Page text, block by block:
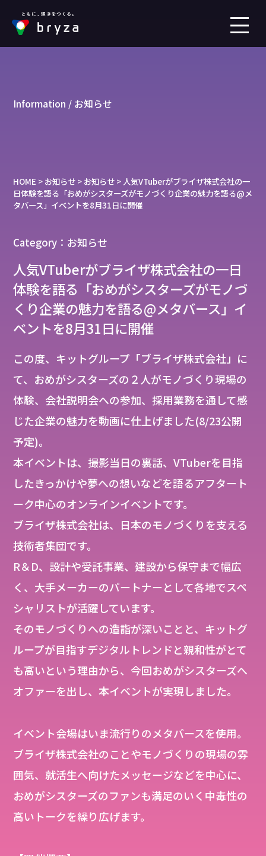
Information / お知らせ
HOME > お知らせ > お知らせ > 人気VTuberがブライザ株式会社の一
日体験を語る「おめがシスターズがモノづくり企業の魅力を語る@メ
タバース」イベントを8月31日に開催
Category：お知らせ
人気VTuberがブライザ株式会社の一日
体験を語る「おめがシスターズがモノづ
くり企業の魅力を語る@メタバース」イ
ベントを8月31日に開催
この度、キットグループ「ブライザ株式会社」に
て、おめがシスターズの２人がモノづくり現場の
体験、会社説明会への参加、採用業務を通して感
じた企業の魅力を動画に仕上げました(8/23公開
予定)。
本イベントは、撮影当日の裏話、VTuberを目指
したきっかけや夢への想いなどを語るアフタート
ーク中心のオンラインイベントです。
ブライザ株式会社は、日本のモノづくりを支える
技術者集団です。
R＆D、設計や受託事業、建設から保守まで幅広
く、大手メーカーのパートナーとして各地でスペ
シャリストが活躍しています。
そのモノづくりへの造詣が深いことと、キットグ
ループが目指すデジタルトレンドと親和性がとて
も高いという理由から、今回おめがシスターズへ
オファーを出し、本イベントが実現しました。
イベント会場はいま流行りのメタバースを使用。
ブライザ株式会社のことやモノづくりの現場の雰
囲気、就活生へ向けたメッセージなどを中心に、
おめがシスターズのファンも満足のいく中毒性の
高いトークを繰り広げます。